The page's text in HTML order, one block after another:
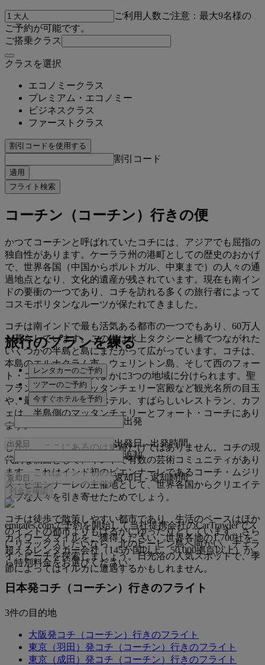
ご利用人数ご注意：最大9名様の
ご予約が可能です。
ご搭乗クラス
クラスを選択
エコノミークラス
プレミアム・エコノミー
ビジネスクラス
ファーストクラス
割引コードを使用する
割引コード
適用
フライト検索
コーチン（コーチン）行きの便
かつてコーチンと呼ばれていたコチには、アジアでも屈指の
独自性があります。ケーララ州の港町としての歴史のおかげ
で、世界各国（中国からポルトガル、中東まで）の人々の通
過地点となり、文化的遺産が残されています。現在も南イン
ドの要衝の一つであり、コチを訪れる多くの旅行者によって
コスモポリタンなルーツが保たれてきました。
コチは南インドで最も活気ある都市の一つでもあり、60万人
が暮らしています。この街は水上タクシーと橋でつながれた
いくつかの半島と島にまたがって広がっています。コチは、
本島のエルナクラム市、ウェリントン島、そして西のフォー
ト・コーチの半島と大まかに3つの地域に分けられます。聖
フランシス教会やマッタンチェリー宮殿など観光名所の目玉
や、最高級の伝統的なホテル、すばらしいレストラン、カフ
ェは、半島側のマッタンチェリーとフォート・コーチにあり
ます。
しかし、ここにあるのは史跡だけではありません。コチの現
代的な側面として、インドで有数の芸術コミュニティがあり
ます。これはインド初のビエンナーレであるコーチ・ムジリ
ス・ビエンナーレの主催地として、世界各国からクリエイテ
ィブな人々を引き寄せたためでしょう。
コチは徒歩で散策しやすい都市であり、生活のペースはほか
のインドの都市よりもはるかにゆったりとしています。さら
にリラックスしたいなら、北のビーピン島へ向かい、チェラ
イ・ビーチを探索しましょう。日光浴の人気スポットで、季
節によってはイルカに遭遇するかもしれません。
旅行のプランを練る
レンタカーのご予約
ツアーのご予約
今すぐホテルを予約
出発
出発日 - 出発時間
返却
返却日 - 返却時間
料金を確認
emirates.comで予約を開始して当社提携会社のCarTrawlerでス
カイワーズマイルをご獲得ください。世界各地の1,700社を
超えるレンタカー会社（145か国以上、50,000拠点以上）か
ら特別料金をお選びください。
日本発コチ（コーチン）行きのフライト
3件の目的地
大阪発コチ（コーチン）行きのフライト
東京（羽田）発コチ（コーチン）行きのフライト
東京（成田）発コチ（コーチン）行きのフライト